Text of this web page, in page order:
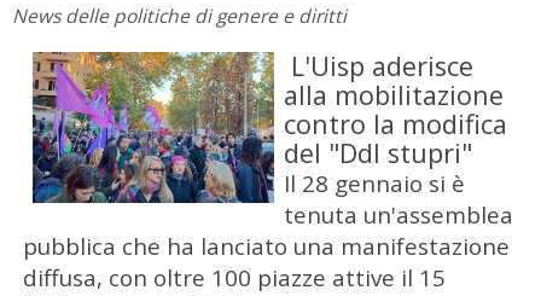
News delle politiche di genere e diritti
L'Uisp aderisce
alla mobilitazione
contro la modifica
del "Ddl stupri"
Il 28 gennaio si è
tenuta un'assemblea
pubblica che ha lanciato una manifestazione
diffusa, con oltre 100 piazze attive il 15